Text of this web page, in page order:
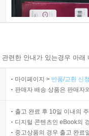
련한 안내가 있는경우 아
마이페이지 > 반품/교환 신
판매자 배송 상품은 판매자
출고 완료 후 10일 이내의
디지털 콘텐츠인 eBook의
중고상품의 경우 출고 완료